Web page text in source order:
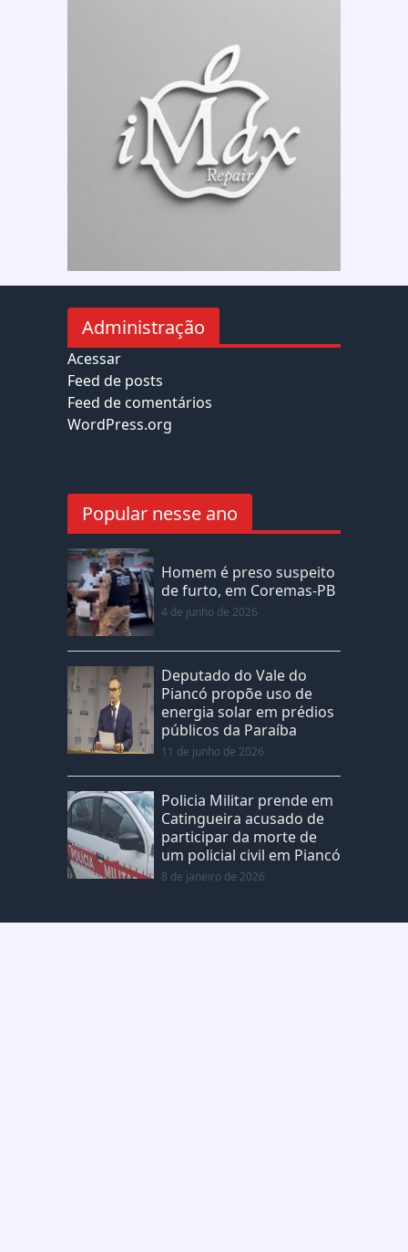
Administração
Acessar
Feed de posts
Feed de comentários
WordPress.org
Popular nesse ano
Homem é preso suspeito
de furto, em Coremas-PB
4 de junho de 2026
Deputado do Vale do
Piancó propõe uso de
energia solar em prédios
públicos da Paraíba
11 de junho de 2026
Policia Militar prende em
Catingueira acusado de
participar da morte de
um policial civil em Piancó
8 de janeiro de 2026